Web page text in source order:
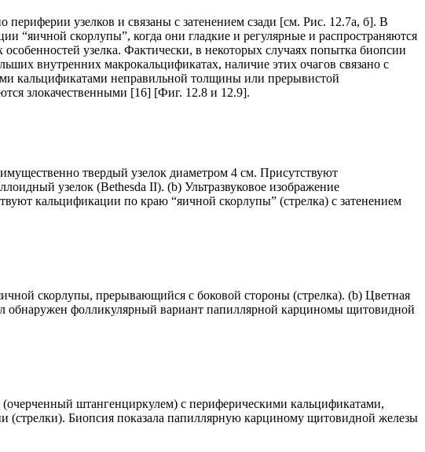
узелков и связаны с затенением сзади [см. Рис. 12.7а, б]. В
“яичной скорлупы”, когда они гладкие и регулярные и распространяются
узелка. Фактически, в некоторых случаях попытка биопсии
внутренних макрокальцификатах, наличие этих очагов связано с
кальцификатами неправильной толщины или прерывистой
злокачественными [16] [Фиг. 12.8 и 12.9].
твердый узелок диаметром 4 см. Присутствуют
узелок (Bethesda II). (b) Ультразвуковое изображение
кальцификации по краю “яичной скорлупы” (стрелка) с затенением
скорлупы, прерывающийся с боковой стороны (стрелка). (b) Цветная
обнаружен фолликулярный вариант папиллярной карциномы щитовидной
штангенциркулем) с периферическими кальцификатами,
Биопсия показала папиллярную карциному щитовидной железы